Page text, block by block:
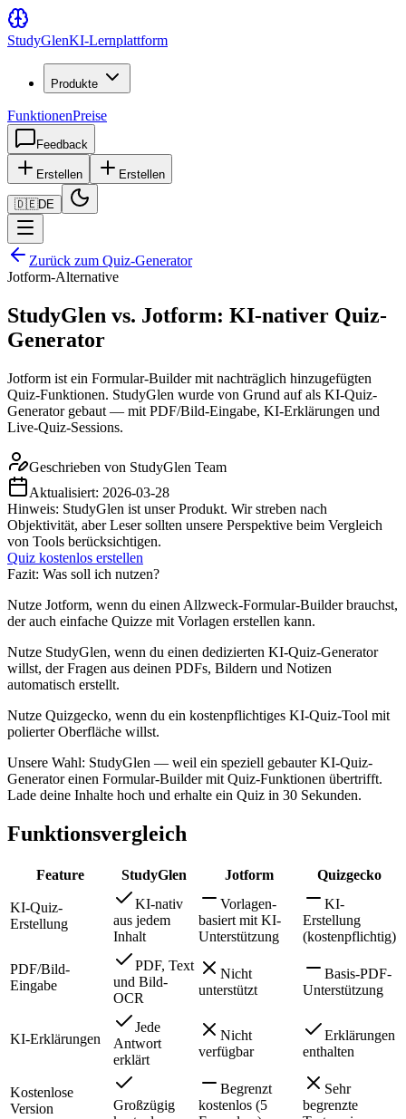
StudyGlenKI-Lernplattform
Produkte
FunktionenPreise
Feedback
Erstellen Erstellen
🇩🇪DE
Zurück zum Quiz-Generator
Jotform-Alternative
StudyGlen vs. Jotform: KI-nativer Quiz-
Generator
Jotform ist ein Formular-Builder mit nachträglich hinzugefügten
Quiz-Funktionen. StudyGlen wurde von Grund auf als KI-Quiz-
Generator gebaut — mit PDF/Bild-Eingabe, KI-Erklärungen und
Live-Quiz-Sessions.
Geschrieben von StudyGlen Team
Aktualisiert: 2026-03-28
Hinweis: StudyGlen ist unser Produkt. Wir streben nach
Objektivität, aber Leser sollten unsere Perspektive beim Vergleich
von Tools berücksichtigen.
Quiz kostenlos erstellen
Fazit: Was soll ich nutzen?
Nutze Jotform, wenn du einen Allzweck-Formular-Builder brauchst,
der auch einfache Quizze mit Vorlagen erstellen kann.
Nutze StudyGlen, wenn du einen dedizierten KI-Quiz-Generator
willst, der Fragen aus deinen PDFs, Bildern und Notizen
automatisch erstellt.
Nutze Quizgecko, wenn du ein kostenpflichtiges KI-Quiz-Tool mit
polierter Oberfläche willst.
Unsere Wahl: StudyGlen — weil ein speziell gebauter KI-Quiz-
Generator einen Formular-Builder mit Quiz-Funktionen übertrifft.
Lade deine Inhalte hoch und erhalte ein Quiz in 30 Sekunden.
Funktionsvergleich
Feature StudyGlen Jotform Quizgecko
KI-Quiz-
Erstellung
KI-nativ
aus jedem
Inhalt
Vorlagen-
basiert mit KI-
Unterstützung
KI-
Erstellung
(kostenpflichtig)
PDF/Bild-
Eingabe
PDF, Text
und Bild-
OCR
Nicht
unterstützt
Basis-PDF-
Unterstützung
KI-Erklärungen
Jede
Antwort
erklärt
Nicht
verfügbar
Erklärungen
enthalten
Kostenlose
Version
Großzügig
Begrenzt
kostenlos (5
Sehr
begrenzte